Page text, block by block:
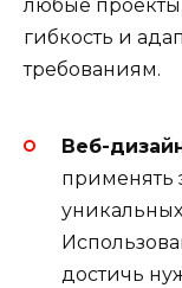
любые
гибкость и
требованиям.
Веб-
применять
достичь